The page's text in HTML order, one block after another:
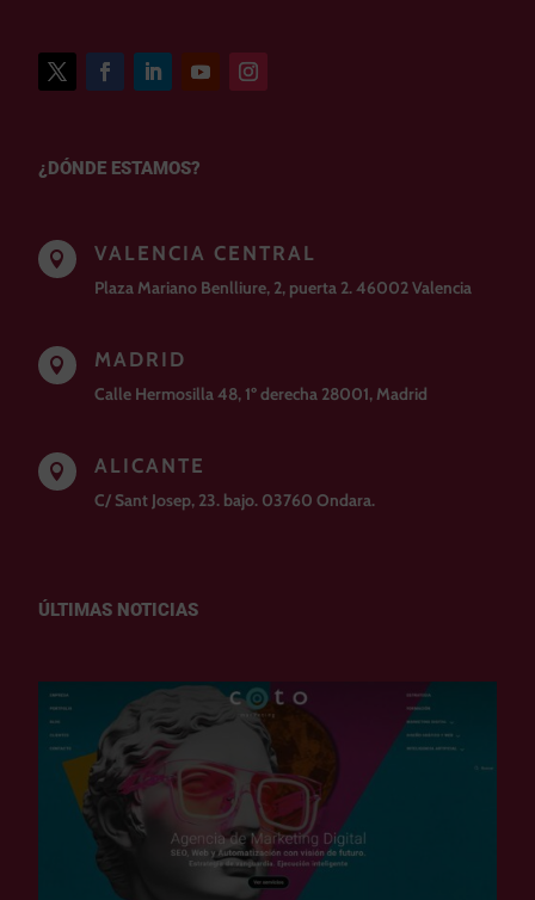
¿DÓNDE ESTAMOS?
 VALENCIA CENTRAL
Plaza Mariano Benlliure, 2, puerta 2. 46002 Valencia
 MADRID
Calle Hermosilla 48, 1º derecha 28001, Madrid
 ALICANTE
C/ Sant Josep, 23. bajo. 03760 Ondara.
ÚLTIMAS NOTICIAS